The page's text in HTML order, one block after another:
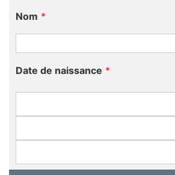
Nom *
Date de naissance *